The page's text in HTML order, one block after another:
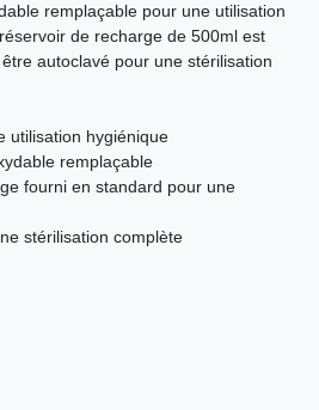
remplaçable pour une utilisation
de recharge de 500ml est
autoclavé pour une stérilisation
utilisation hygiénique
remplaçable
fourni en standard pour une
stérilisation complète